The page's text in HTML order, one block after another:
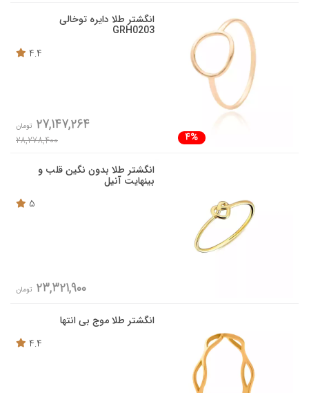
انگشتر طلا دایره توخالی
GRH0203
4.4
4%
27,147,264 تومان
28,278,400
انگشتر طلا بدون نگین قلب و
بینهایت آنیل
5
23,321,900 تومان
انگشتر طلا موج بی انتها
4.4